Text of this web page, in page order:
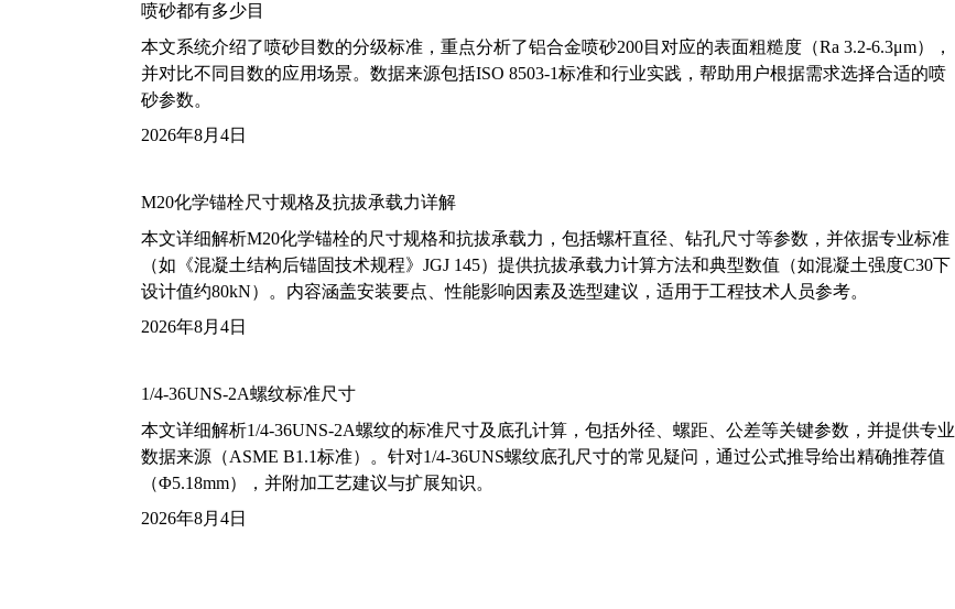
喷砂都有多少目
本文系统介绍了喷砂目数的分级标准，重点分析了铝合金喷砂200目对应的表面粗糙度（Ra 3.2-6.3μm），
并对比不同目数的应用场景。数据来源包括ISO 8503-1标准和行业实践，帮助用户根据需求选择合适的喷
砂参数。
2026年8月4日
M20化学锚栓尺寸规格及抗拔承载力详解
本文详细解析M20化学锚栓的尺寸规格和抗拔承载力，包括螺杆直径、钻孔尺寸等参数，并依据专业标准
（如《混凝土结构后锚固技术规程》JGJ 145）提供抗拔承载力计算方法和典型数值（如混凝土强度C30下
设计值约80kN）。内容涵盖安装要点、性能影响因素及选型建议，适用于工程技术人员参考。
2026年8月4日
1/4-36UNS-2A螺纹标准尺寸
本文详细解析1/4-36UNS-2A螺纹的标准尺寸及底孔计算，包括外径、螺距、公差等关键参数，并提供专业
数据来源（ASME B1.1标准）。针对1/4-36UNS螺纹底孔尺寸的常见疑问，通过公式推导给出精确推荐值
（Φ5.18mm），并附加工艺建议与扩展知识。
2026年8月4日